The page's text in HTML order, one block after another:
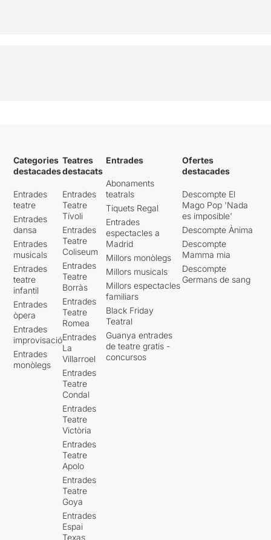
Categories
destacades
Entrades
teatre
Entrades
dansa
Entrades
musicals
Entrades
teatre
infantil
Entrades
òpera
Entrades
improvisació
Entrades
monòlegs
Teatres
destacats
Entrades
Teatre
Tívoli
Entrades
Teatre
Coliseum
Entrades
Teatre
Borràs
Entrades
Teatre
Romea
Entrades
La
Villarroel
Entrades
Teatre
Condal
Entrades
Teatre
Victòria
Entrades
Teatre
Apolo
Entrades
Teatre
Goya
Entrades
Espai
Texas
Entrades
Abonaments
teatrals
Tiquets Regal
Entrades
espectacles a
Madrid
Millors monòlegs
Millors musicals
Millors espectacles
familiars
Black Friday
Teatral
Guanya entrades
de teatre gratis -
concursos
Ofertes
destacades
Descompte El
Mago Pop 'Nada
es imposible'
Descompte Ànima
Descompte
Mamma mia
Descompte
Germans de sang